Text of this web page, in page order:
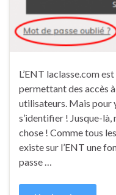
L’ENT laclasse.com
permettant des accès
utilisateurs. Mais pour
s’identifier ! Jusque-là,
chose ! Comme tous
existe sur l’ENT une
passe …